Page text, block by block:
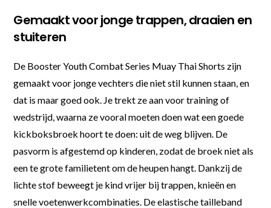
Gemaakt voor jonge trappen, draaien en
stuiteren
De Booster Youth Combat Series Muay Thai Shorts zijn
gemaakt voor jonge vechters die niet stil kunnen staan, en
dat is maar goed ook. Je trekt ze aan voor training of
wedstrijd, waarna ze vooral moeten doen wat een goede
kickboksbroek hoort te doen: uit de weg blijven. De
pasvorm is afgestemd op kinderen, zodat de broek niet als
een te grote familietent om de heupen hangt. Dankzij de
lichte stof beweegt je kind vrijer bij trappen, knieën en
snelle voetenwerkcombinaties. De elastische tailleband